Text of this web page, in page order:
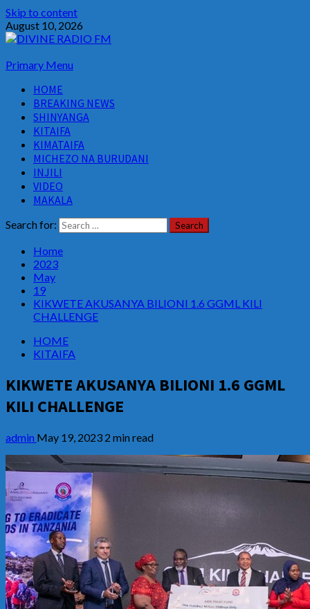
Skip to content
August 10, 2026
Primary Menu
HOME
BREAKING NEWS
SHINYANGA
KITAIFA
KIMATAIFA
MICHEZO NA BURUDANI
INJILI
VIDEO
MAKALA
Search for:
Home
2023
May
19
KIKWETE AKUSANYA BILIONI 1.6 GGML KILI
CHALLENGE
HOME
KITAIFA
KIKWETE AKUSANYA BILIONI 1.6 GGML
KILI CHALLENGE
admin May 19, 2023 2 min read